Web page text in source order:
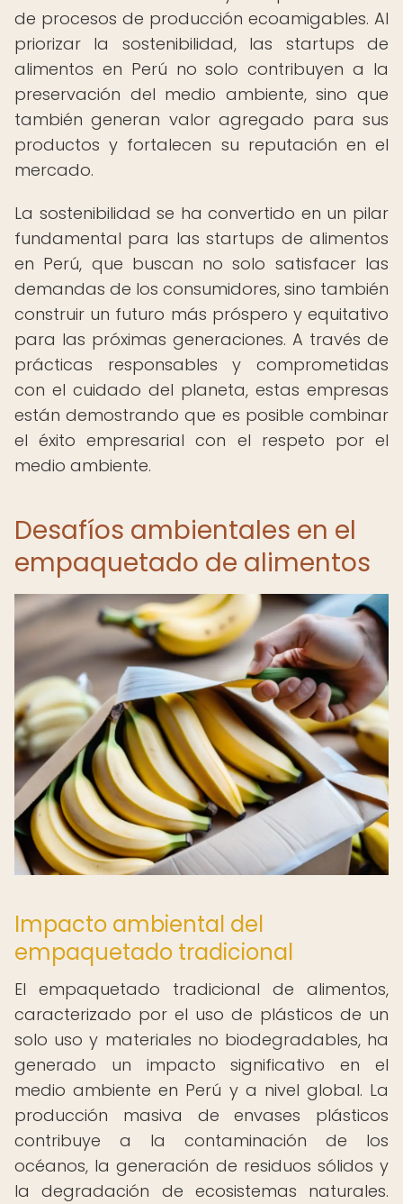
de procesos de producción ecoamigables. Al
priorizar la sostenibilidad, las startups de
alimentos en Perú no solo contribuyen a la
preservación del medio ambiente, sino que
también generan valor agregado para sus
productos y fortalecen su reputación en el
mercado.
La sostenibilidad se ha convertido en un pilar
fundamental para las startups de alimentos
en Perú, que buscan no solo satisfacer las
demandas de los consumidores, sino también
construir un futuro más próspero y equitativo
para las próximas generaciones. A través de
prácticas responsables y comprometidas
con el cuidado del planeta, estas empresas
están demostrando que es posible combinar
el éxito empresarial con el respeto por el
medio ambiente.
Desafíos ambientales en el
empaquetado de alimentos
Impacto ambiental del
empaquetado tradicional
El empaquetado tradicional de alimentos,
caracterizado por el uso de plásticos de un
solo uso y materiales no biodegradables, ha
generado un impacto significativo en el
medio ambiente en Perú y a nivel global. La
producción masiva de envases plásticos
contribuye a la contaminación de los
océanos, la generación de residuos sólidos y
la degradación de ecosistemas naturales.